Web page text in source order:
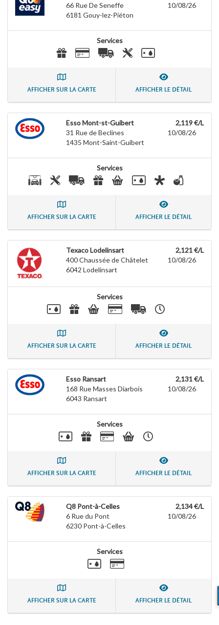
66 Rue De Seneffe
6181 Gouy-lez-Piéton
10/08/26
Services
AFFICHER SUR LA CARTE AFFICHER LE DÉTAIL
Esso Mont-st-Guibert
31 Rue de Beclines
1435 Mont-Saint-Guibert
2,119 €/L
10/08/26
Services
AFFICHER SUR LA CARTE AFFICHER LE DÉTAIL
Texaco Lodelinsart
400 Chaussée de Châtelet
6042 Lodelinsart
2,121 €/L
10/08/26
Services
AFFICHER SUR LA CARTE AFFICHER LE DÉTAIL
Esso Ransart
168 Rue Masses Diarbois
6043 Ransart
2,131 €/L
10/08/26
Services
AFFICHER SUR LA CARTE AFFICHER LE DÉTAIL
Q8 Pont-à-Celles
6 Rue du Pont
6230 Pont-à-Celles
2,134 €/L
10/08/26
Services
AFFICHER SUR LA CARTE AFFICHER LE DÉTAIL